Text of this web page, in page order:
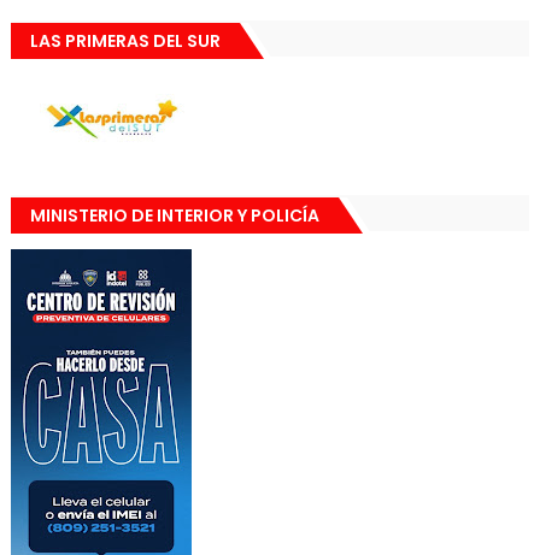
LAS PRIMERAS DEL SUR
MINISTERIO DE INTERIOR Y POLICÍA